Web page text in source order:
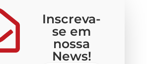
Inscreva-
se em
nossa
News!